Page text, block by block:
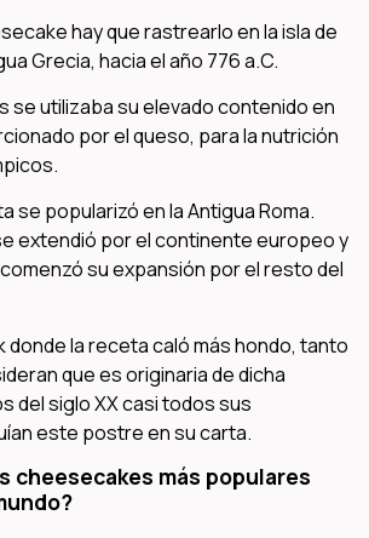
hay que rastrearlo en la isla de
Grecia, hacia el año 776 a.C.
se utilizaba su elevado contenido en
por el queso, para la nutrición
se popularizó en la Antigua Roma.
extendió por el continente europeo y
comenzó su expansión por el resto del
donde la receta caló más hondo, tanto
que es originaria de dicha
del siglo XX casi todos sus
este postre en su carta.
cheesecakes más populares